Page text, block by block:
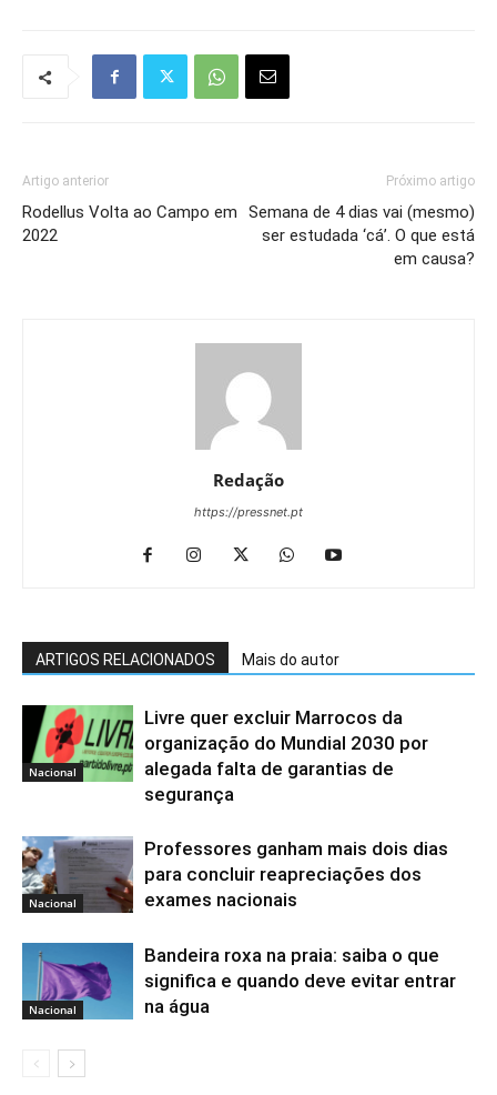
Artigo anterior
Rodellus Volta ao Campo em
2022
Próximo artigo
Semana de 4 dias vai (mesmo)
ser estudada ‘cá’. O que está
em causa?
Redação
https://pressnet.pt
ARTIGOS RELACIONADOS Mais do autor
Nacional
Livre quer excluir Marrocos da
organização do Mundial 2030 por
alegada falta de garantias de
segurança
Nacional
Professores ganham mais dois dias
para concluir reapreciações dos
exames nacionais
Nacional
Bandeira roxa na praia: saiba o que
significa e quando deve evitar entrar
na água